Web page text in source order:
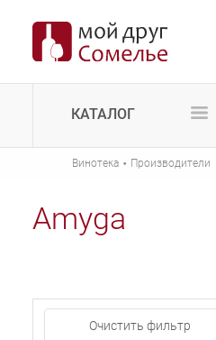
КАТАЛОГ
Винотека · Производители
Amyga
Очистить фильтр